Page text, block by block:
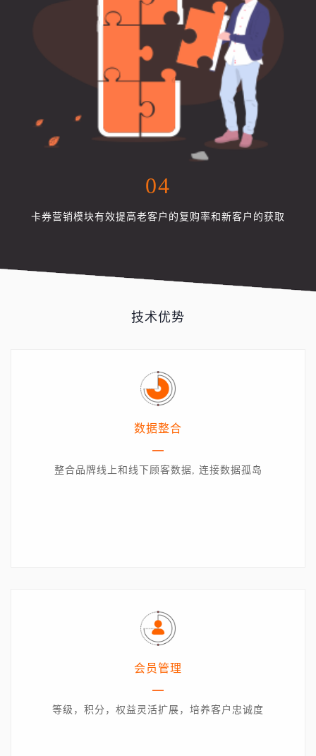
04
卡券营销模块有效提高老客户的复购率和新客户的获取
技术优势
数据整合
整合品牌线上和线下顾客数据, 连接数据孤岛
会员管理
等级，积分，权益灵活扩展，培养客户忠诚度